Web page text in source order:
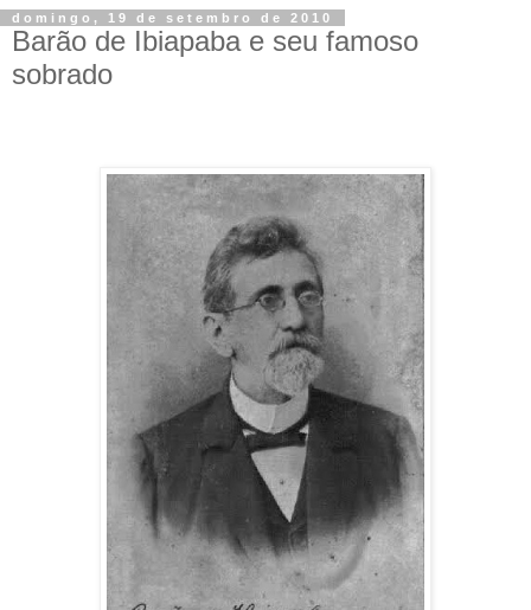
domingo, 19 de setembro de 2010
Barão de Ibiapaba e seu famoso
sobrado